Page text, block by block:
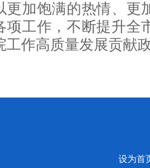
更加饱满的热情、更
项工作，不断提升全
工作高质量发展贡献
设为首